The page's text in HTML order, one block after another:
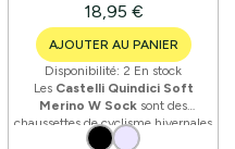
18,95 €
AJOUTER AU PANIER
Disponibilité: 2 En stock
Les Castelli Quindici Soft
Merino W Sock sont des
chaussettes de cyclisme hivernales
pour femme, fabriquées à partir